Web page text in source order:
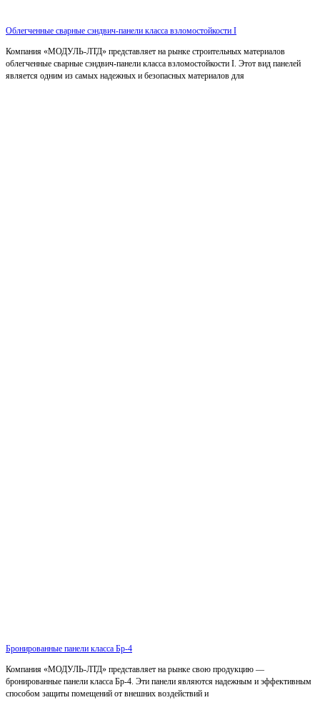
Облегченные сварные сэндвич-панели класса взломостойкости I
Компания «МОДУЛЬ-ЛТД» представляет на рынке строительных материалов
облегченные сварные сэндвич-панели класса взломостойкости I. Этот вид панелей
является одним из самых надежных и безопасных материалов для
Бронированные панели класса Бр-4
Компания «МОДУЛЬ-ЛТД» представляет на рынке свою продукцию —
бронированные панели класса Бр-4. Эти панели являются надежным и эффективным
способом защиты помещений от внешних воздействий и